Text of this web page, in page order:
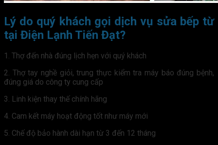
Lý do quý khách gọi dịch vụ sửa bếp từ
tại Điện Lạnh Tiến Đạt?
1. Thợ đến nhà đúng lịch hẹn với quý khách
2. Thợ tay nghề giỏi, trung thực kiểm tra máy báo đúng bệnh,
đúng giá do công ty cung cấp
3. Linh kiện thay thế chính hãng
4. Cam kết máy hoạt động tốt như máy mới
5. Chế độ bảo hành dài hạn từ 3 đến 12 tháng